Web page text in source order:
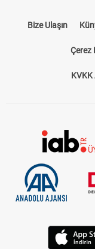
Bize Ulaşın
Çerez
KVKK